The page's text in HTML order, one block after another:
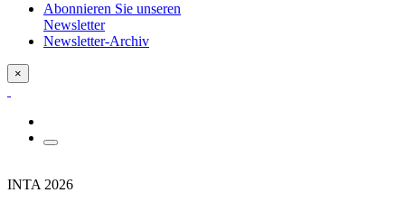
Abonnieren Sie unseren
Newsletter
Newsletter-Archiv
×
INTA 2026